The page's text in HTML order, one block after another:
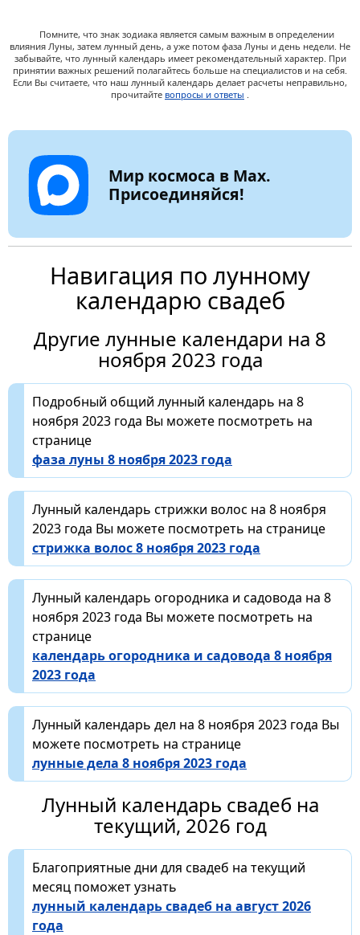
Помните, что знак зодиака является самым важным в определении
влияния Луны, затем лунный день, а уже потом фаза Луны и день недели. Не
забывайте, что лунный календарь имеет рекомендательный характер. При
принятии важных решений полагайтесь больше на специалистов и на себя.
Если Вы считаете, что наш лунный календарь делает расчеты неправильно,
прочитайте вопросы и ответы .
Мир космоса в Max.
Присоединяйся!
Навигация по лунному
календарю свадеб
Другие лунные календари на 8
ноября 2023 года
Подробный общий лунный календарь на 8
ноября 2023 года Вы можете посмотреть на
странице
фаза луны 8 ноября 2023 года
Лунный календарь стрижки волос на 8 ноября
2023 года Вы можете посмотреть на странице
стрижка волос 8 ноября 2023 года
Лунный календарь огородника и садовода на 8
ноября 2023 года Вы можете посмотреть на
странице
календарь огородника и садовода 8 ноября
2023 года
Лунный календарь дел на 8 ноября 2023 года Вы
можете посмотреть на странице
лунные дела 8 ноября 2023 года
Лунный календарь свадеб на
текущий, 2026 год
Благоприятные дни для свадеб на текущий
месяц поможет узнать
лунный календарь свадеб на август 2026
года